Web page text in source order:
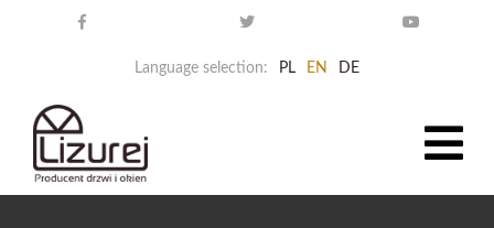
Language selection: PL EN DE